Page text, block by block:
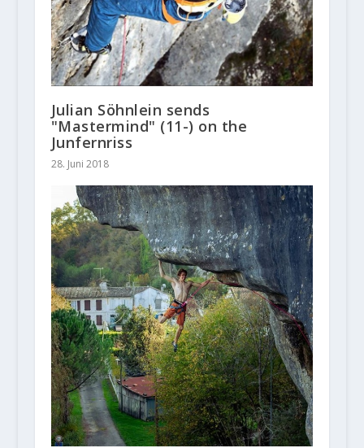
Julian Söhnlein sends
"Mastermind" (11-) on the
Junfernriss
28. Juni 2018